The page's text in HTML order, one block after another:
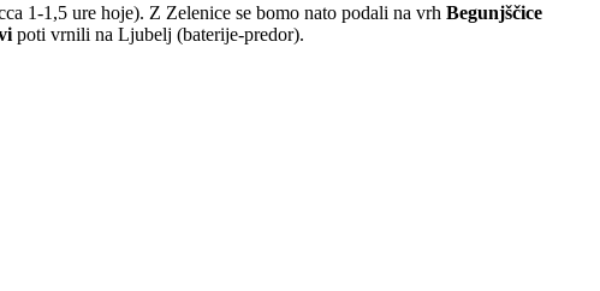
1-1,5 ure hoje). Z Zelenice se bomo nato podali na vrh Begunjščice
poti vrnili na Ljubelj (baterije-predor).